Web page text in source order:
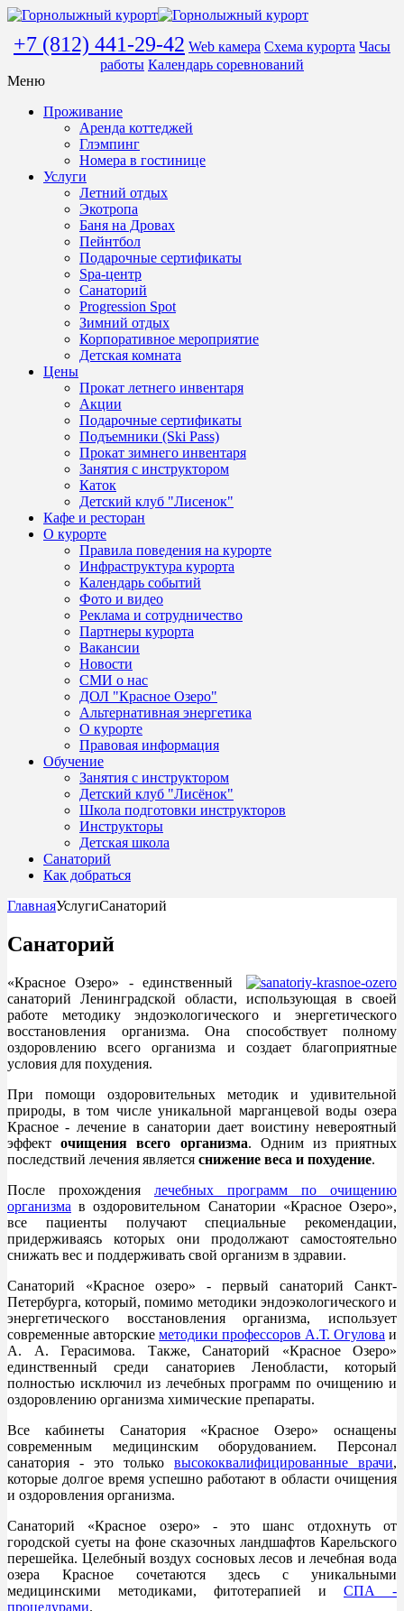
+7 (812) 441-29-42 Web камера Схема курорта Часы
работы Календарь соревнований
Меню
Проживание
Аренда коттеджей
Глэмпинг
Номера в гостинице
Услуги
Летний отдых
Экотропа
Баня на Дровах
Пейнтбол
Подарочные сертификаты
Spa-центр
Санаторий
Progression Spot
Зимний отдых
Корпоративное мероприятие
Детская комната
Цены
Прокат летнего инвентаря
Акции
Подарочные сертификаты
Подъемники (Ski Pass)
Прокат зимнего инвентаря
Занятия с инструктором
Каток
Детский клуб "Лисенок"
Кафе и ресторан
О курорте
Правила поведения на курорте
Инфраструктура курорта
Календарь событий
Фото и видео
Реклама и сотрудничество
Партнеры курорта
Вакансии
Новости
СМИ о нас
ДОЛ "Красное Озеро"
Альтернативная энергетика
О курорте
Правовая информация
Обучение
Занятия с инструктором
Детский клуб "Лисёнок"
Школа подготовки инструкторов
Инструкторы
Детская школа
Санаторий
Как добраться
ГлавнаяУслугиСанаторий
Санаторий
«Красное Озеро» - единственный
санаторий Ленинградской области, использующая в своей
работе методику эндоэкологического и энергетического
восстановления организма. Она способствует полному
оздоровлению всего организма и создает благоприятные
условия для похудения.
При помощи оздоровительных методик и удивительной
природы, в том числе уникальной марганцевой воды озера
Красное - лечение в санатории дает воистину невероятный
эффекточищения всего организма. Одним из приятных
последствий лечения является снижение веса и похудение.
После прохождения лечебных программ по очищению
организма в оздоровительном Санатории «Красное Озеро»,
все пациенты получают специальные рекомендации,
придерживаясь которых они продолжают самостоятельно
снижать вес и поддерживать свой организм в здравии.
Санаторий «Красное озеро» - первый санаторий Санкт-
Петербурга, который, помимо методики эндоэкологического и
энергетического восстановления организма, использует
современные авторские методики профессоров А.Т. Огулова и
А. А. Герасимова. Также, Санаторий «Красное Озеро»
единственный среди санаториев Ленобласти, который
полностью исключил из лечебных программ по очищению и
оздоровлению организма химические препараты.
Все кабинеты Санатория «Красное Озеро» оснащены
современным медицинским оборудованием. Персонал
санатория - это только высококвалифицированные врачи,
которые долгое время успешно работают в области очищения
и оздоровления организма.
Санаторий «Красное озеро» - это шанс отдохнуть от
городской суеты на фоне сказочных ландшафтов Карельского
перешейка. Целебный воздух сосновых лесов и лечебная вода
озера Красное сочетаются здесь с уникальными
медицинскими методиками, фитотерапией и СПА -
процедурами.